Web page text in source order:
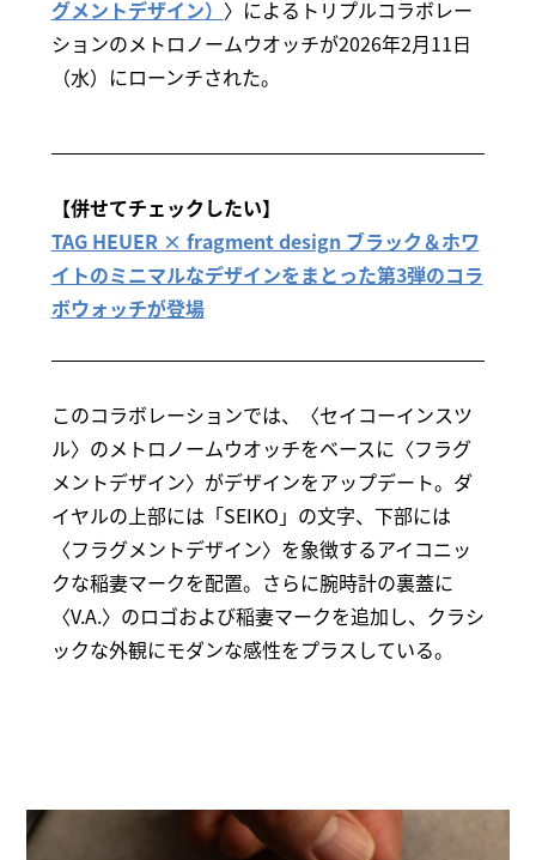
グメントデザイン） 〉によるトリプルコラボレー
ションのメトロノームウオッチが2026年2月11日
（水）にローンチされた。
【併せてチェックしたい】
TAG HEUER × fragment design ブラック＆ホワ
イトのミニマルなデザインをまとった第3弾のコラ
ボウォッチが登場
このコラボレーションでは、〈セイコーインスツ
ル〉のメトロノームウオッチをベースに〈フラグ
メントデザイン〉がデザインをアップデート。ダ
イヤルの上部には「SEIKO」の文字、下部には
〈フラグメントデザイン〉を象徴するアイコニッ
クな稲妻マークを配置。さらに腕時計の裏蓋に
〈V.A.〉のロゴおよび稲妻マークを追加し、クラシ
ックな外観にモダンな感性をプラスしている。